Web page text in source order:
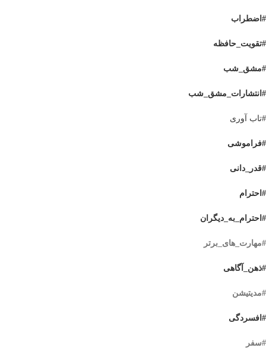
#اضطراب
#تقویت_حافظه
#مشق_شب
#انتشارات_مشق_شب
#تاب آوری
#فراموشی
#قدر_دانی
#احترام
#احترام_به_دیگران
#مهارت_های_برتر
#ذهن_آگاهی
#مدیتیشن
#افسردگی
#سفر